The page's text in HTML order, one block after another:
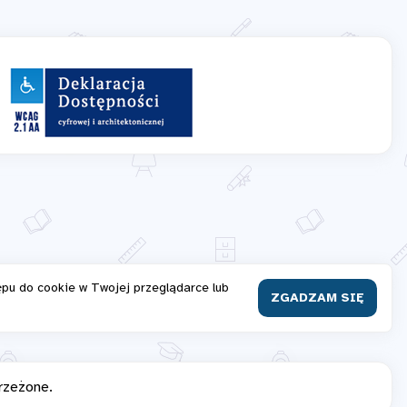
do cookie w Twojej przeglądarce lub
ZGADZAM SIĘ